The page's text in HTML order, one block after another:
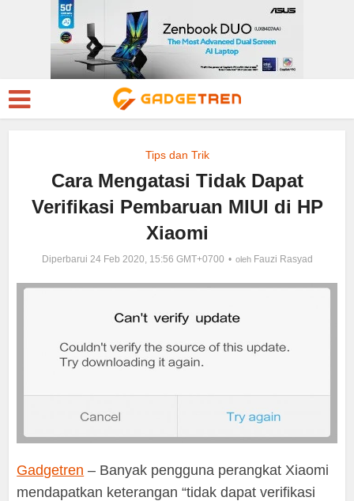
Tips dan Trik
Cara Mengatasi Tidak Dapat
Verifikasi Pembaruan MIUI di HP
Xiaomi
Diperbarui 24 Feb 2020, 15:56 GMT+0700 oleh Fauzi Rasyad
Gadgetren – Banyak pengguna perangkat Xiaomi
mendapatkan keterangan “tidak dapat verifikasi